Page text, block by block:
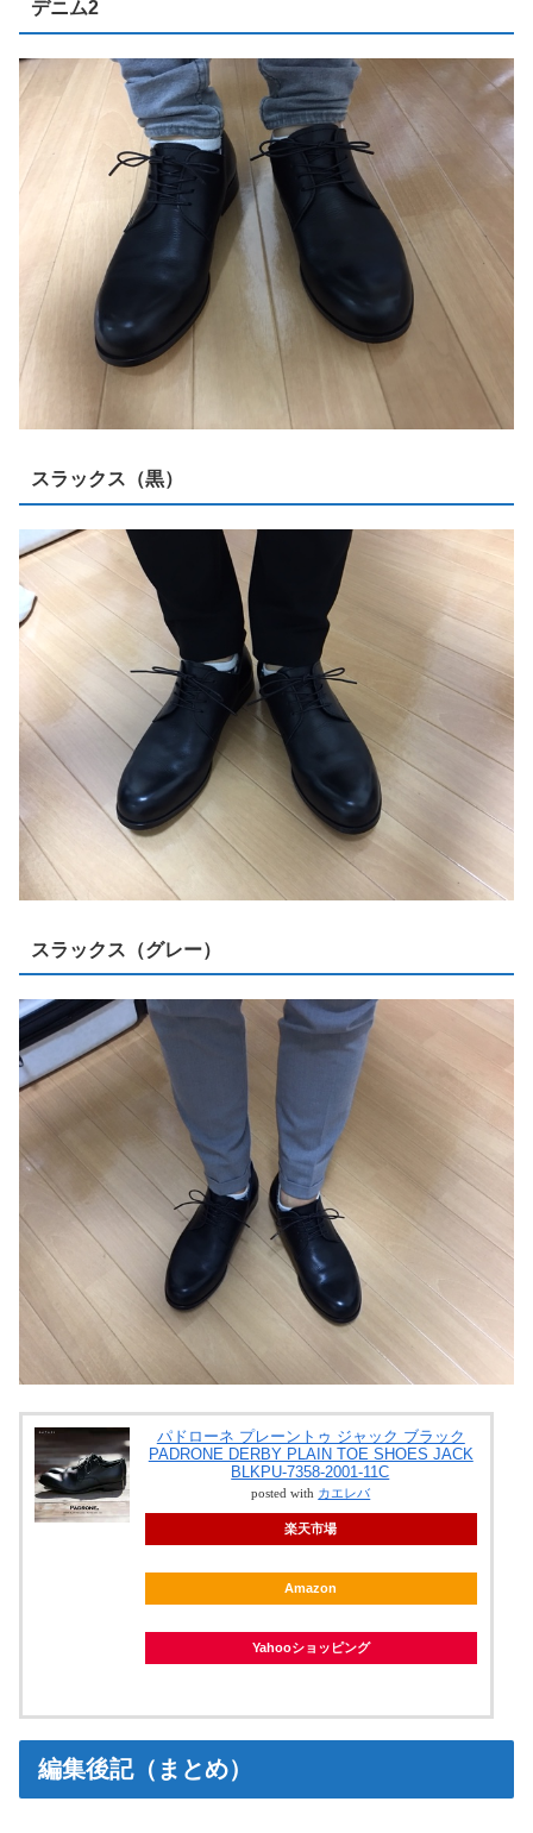
デニム2
スラックス（黒）
スラックス（グレー）
パドローネ プレーントゥ ジャック ブラック
PADRONE DERBY PLAIN TOE SHOES JACK
BLKPU-7358-2001-11C
posted with カエレバ
楽天市場
Amazon
Yahooショッピング
編集後記（まとめ）